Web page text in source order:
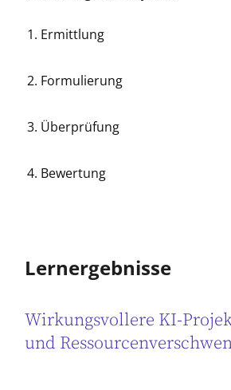
Ermittlung
Formulierung
Überprüfung
Bewertung
Lernergebnisse
Wirkungsvollere KI-
und